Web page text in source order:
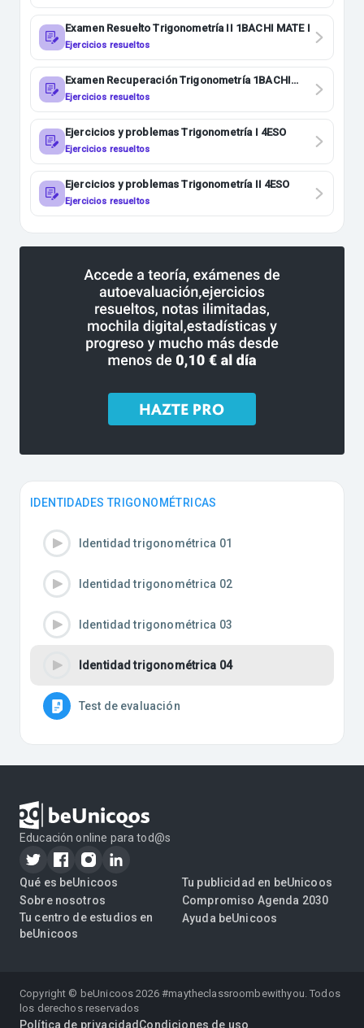
Examen Resuelto Trigonometría II 1BACHI MATE I
Ejercicios resueltos
Examen Recuperación Trigonometría 1BACHI
MATE I
Ejercicios resueltos
Ejercicios y problemas Trigonometría I 4ESO
Ejercicios resueltos
Ejercicios y problemas Trigonometría II 4ESO
Ejercicios resueltos
IDENTIDADES TRIGONOMÉTRICAS
Identidad trigonométrica 01
Identidad trigonométrica 02
Identidad trigonométrica 03
Identidad trigonométrica 04
Test de evaluación
Educación online para tod@s
Qué es beUnicoos
Sobre nosotros
Tu centro de estudios en
beUnicoos
Tu publicidad en beUnicoos
Compromiso Agenda 2030
Ayuda beUnicoos
Copyright © beUnicoos2026#maytheclassroombewithyou. Todos
los derechos reservados
Política de privacidad Condiciones de uso